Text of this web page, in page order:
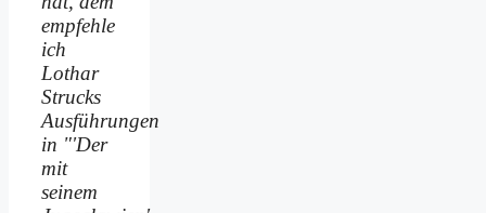
empfehle
ich
Lothar
Strucks
Ausführungen
in "'Der
mit
seinem